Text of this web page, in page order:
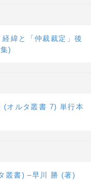
緯と「仲裁裁定」後
)
(オルタ叢書 7) 単行本
叢書) –早川 勝 (著)